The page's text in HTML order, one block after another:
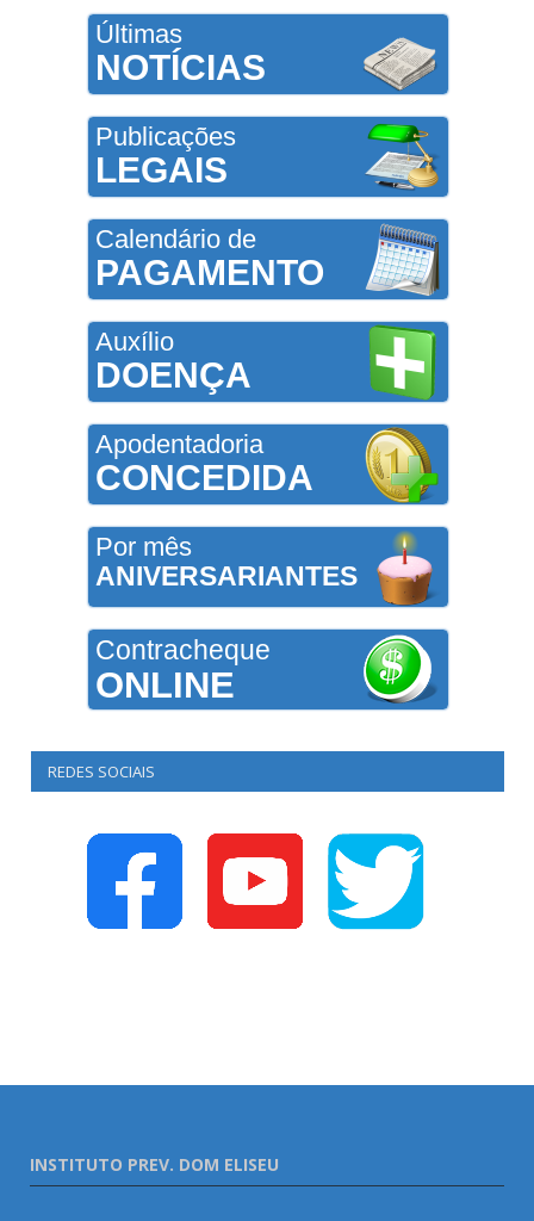
Últimas
NOTÍCIAS
Publicações
LEGAIS
Calendário de
PAGAMENTO
Auxílio
DOENÇA
Apodentadoria
CONCEDIDA
Por mês
ANIVERSARIANTES
Contracheque
ONLINE
REDES SOCIAIS
INSTITUTO PREV. DOM ELISEU